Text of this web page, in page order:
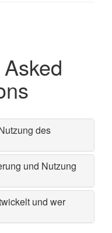
des
und Nutzung
und wer